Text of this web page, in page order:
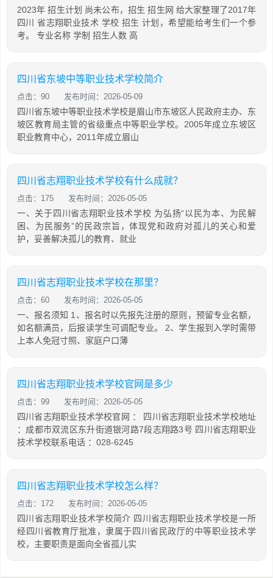
2023年 招生计划 尚未公布，招生 招生网 给大家整理了2017年
四川 省志翔职业技术 学校 招生 计划，希望能给考生们一个参
考。 专业名称 学制 招生人数 高
四川省东坡中等职业技术学校简介
点击：90 发布时间：2026-05-09
四川省东坡中等职业技术学校是眉山市东坡区人民政府主办、东
坡区教育局主管的省级重点中等职业学校。2005年成立东坡区
职业教育中心，2011年成立眉山
四川省志翔职业技术学校有什么成就？
点击：175 发布时间：2026-05-05
一、关于四川省志翔职业技术学校 为弘扬“以民为本、为民解
困、为民服务”的民政宗旨，体现党和政府对孤儿的关心和爱
护，妥善解决孤儿的教育、就业
四川省志翔职业技术学校在那里？
点击：60 发布时间：2026-05-05
一、报名须知 1、报名时以先报先注册的原则，预留专业名额，
如名额满员，后报读学生可调配专业。 2、学生报到入学时需带
上本人免冠寸照、家庭户口薄
四川省志翔职业技术学校官网是多少
点击：99 发布时间：2026-05-05
四川省志翔职业技术学校官网 ： 四川省志翔职业技术学校地址
：成都市双流区东升街道银河路7段志翔路3号 四川省志翔职业
技术学校联系电话 ：028-6245
四川省志翔职业技术学校怎么样？
点击：172 发布时间：2026-05-05
四川省志翔职业技术学校简介 四川省志翔职业技术学校是一所
经四川省教育厅批准，隶属于四川省民政厅的中等职业技术学
校，主要职责是面向全省孤儿实